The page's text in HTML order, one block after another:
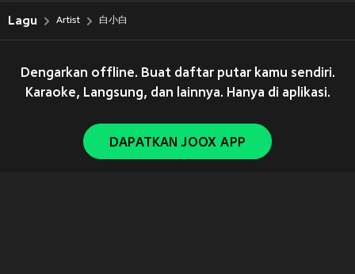
Lagu Artist 白小白
Dengarkan offline. Buat daftar putar kamu sendiri.
Karaoke, Langsung, dan lainnya. Hanya di aplikasi.
DAPATKAN JOOX APP